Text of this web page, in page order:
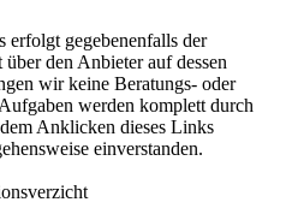
erfolgt gegebenenfalls der
den Anbieter auf dessen
wir keine Beratungs- oder
werden komplett durch
Anklicken dieses Links
einverstanden.